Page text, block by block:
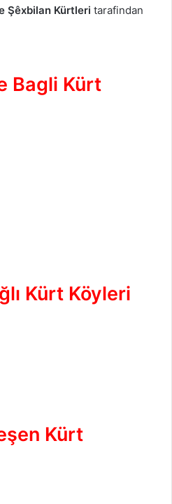
Şêxbilan Kürtleri tarafindan
Bagli Kürt
Kürt Köyleri
Kürt